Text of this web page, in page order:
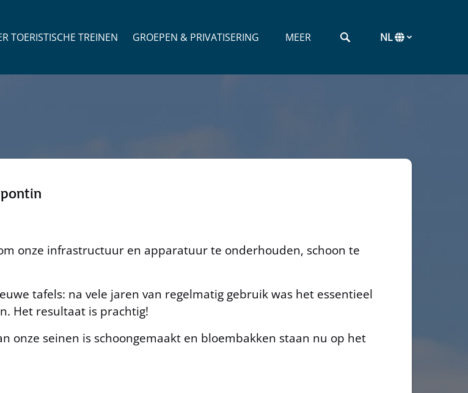
TOERISTISCHE TREINEN GROEPEN & PRIVATISERING MEER
Menu
taal
NL
onze infrastructuur en apparatuur te onderhouden, schoon te
tafels: na vele jaren van regelmatig gebruik was het essentieel
Het resultaat is prachtig!
onze seinen is schoongemaakt en bloembakken staan nu op het